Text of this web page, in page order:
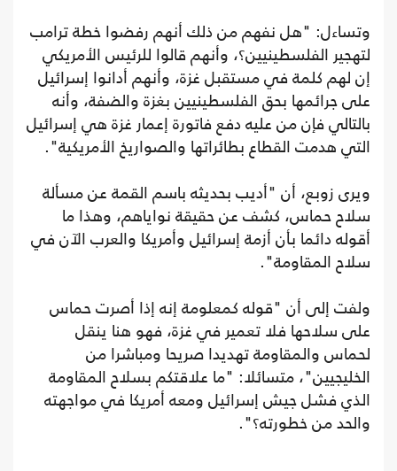
وتساءل: "هل نفهم من ذلك أنهم رفضوا خطة ترامب
لتهجير الفلسطينيين؟، وأنهم قالوا للرئيس الأمريكي
إن لهم كلمة في مستقبل غزة، وأنهم أدانوا إسرائيل
على جرائمها بحق الفلسطينيين بغزة والضفة، وأنه
بالتالي فإن من عليه دفع فاتورة إعمار غزة هي إسرائيل
التي هدمت القطاع بطائراتها والصواريخ الأمريكية".
ويرى زوبع، أن "أديب بحديثه باسم القمة عن مسألة
سلاح حماس، كشف عن حقيقة نواياهم، وهذا ما
أقوله دائما بأن أزمة إسرائيل وأمريكا والعرب الآن في
سلاح المقاومة".
ولفت إلى أن "قوله كمعلومة إنه إذا أصرت حماس
على سلاحها فلا تعمير في غزة، فهو هنا ينقل
لحماس والمقاومة تهديدا صريحا ومباشرا من
الخليجيين"، متسائلا: "ما علاقتكم بسلاح المقاومة
الذي فشل جيش إسرائيل ومعه أمريكا في مواجهته
والحد من خطورته؟".